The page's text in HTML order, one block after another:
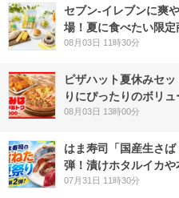
セブン‐イレブンに爽
場！夏に食べたい限定
08月03日 11時30分
ピザハット夏休みセ
りにぴったりのボリ
08月03日 13時00分
はま寿司「国産生さ
弾！漬けホタルイカ
07月31日 11時30分